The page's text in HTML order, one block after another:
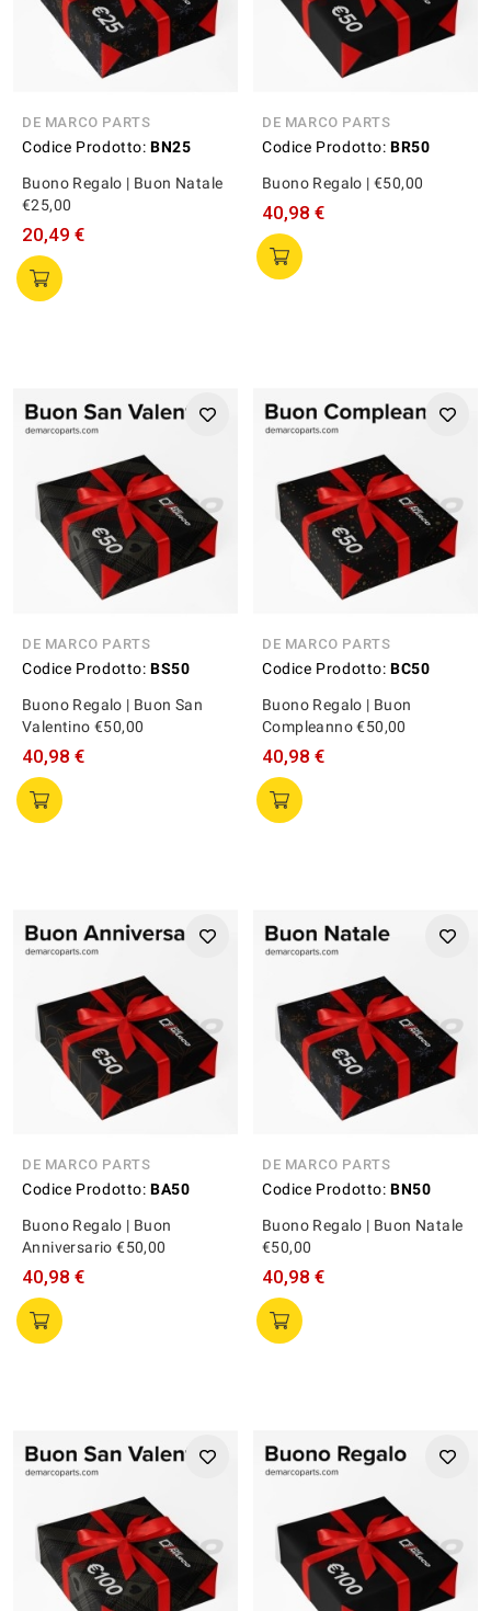
DE MARCO PARTS
Codice Prodotto: BN25
Buono Regalo | Buon Natale
€25,00
20,49 €
DE MARCO PARTS
Codice Prodotto: BR50
Buono Regalo | €50,00
40,98 €
DE MARCO PARTS
Codice Prodotto: BS50
Buono Regalo | Buon San
Valentino €50,00
40,98 €
DE MARCO PARTS
Codice Prodotto: BC50
Buono Regalo | Buon
Compleanno €50,00
40,98 €
DE MARCO PARTS
Codice Prodotto: BA50
Buono Regalo | Buon
Anniversario €50,00
40,98 €
DE MARCO PARTS
Codice Prodotto: BN50
Buono Regalo | Buon Natale
€50,00
40,98 €